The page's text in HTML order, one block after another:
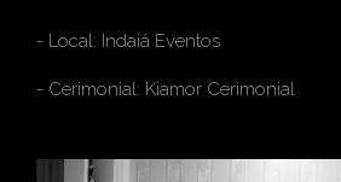
- Local: Indaiá Eventos
- Cerimonial: Kiamor Cerimonial